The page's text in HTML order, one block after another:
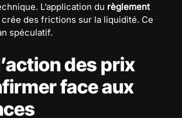
L’application du règlement
des frictions sur la liquidité. Ce
spéculatif.
des prix
face aux